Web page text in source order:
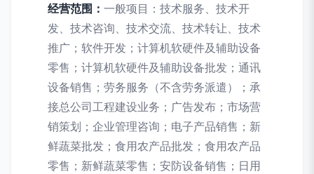
经营范围： 一般项目：技术服务、技术开
发、技术咨询、技术交流、技术转让、技术
推广；软件开发；计算机软硬件及辅助设备
零售；计算机软硬件及辅助设备批发；通讯
设备销售；劳务服务（不含劳务派遣）；承
接总公司工程建设业务；广告发布；市场营
销策划；企业管理咨询；电子产品销售；新
鲜蔬菜批发；食用农产品批发；食用农产品
零售；新鲜蔬菜零售；安防设备销售；日用